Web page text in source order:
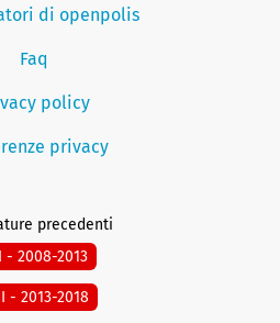
di openpolis
Faq
policy
privacy
precedenti
- 2008-2013
- 2013-2018